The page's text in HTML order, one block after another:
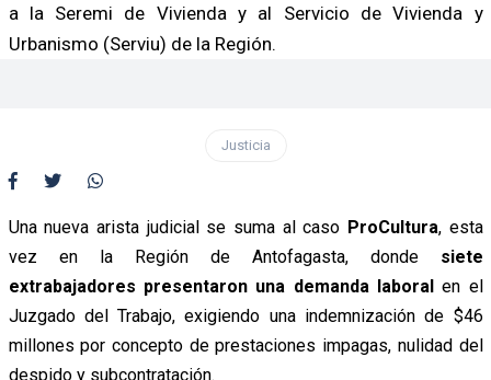
a la Seremi de Vivienda y al Servicio de Vivienda y
Urbanismo (Serviu) de la Región.
Justicia
Una nueva arista judicial se suma al caso ProCultura, esta
vez en la Región de Antofagasta, donde siete
extrabajadores presentaron una demanda laboralen el
Juzgado del Trabajo, exigiendo una indemnización de $46
millones por concepto de prestaciones impagas, nulidad del
despido y subcontratación.